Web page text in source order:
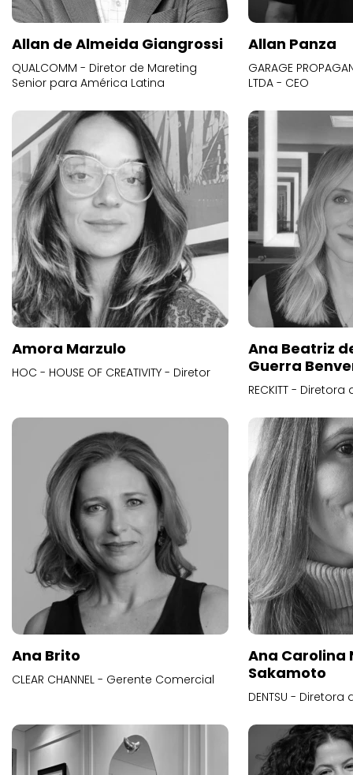
Allan de Almeida Giangrossi
QUALCOMM - Diretor de Mareting
Senior para América Latina
Allan Panza
GARAGE
LTDA - CEO
Amora Marzulo
HOC - HOUSE OF CREATIVITY - Diretor
Ana Beatriz
Guerra
RECKITT -
Ana Brito
CLEAR CHANNEL - Gerente Comercial
Ana Carolina
Sakamoto
DENTSU -